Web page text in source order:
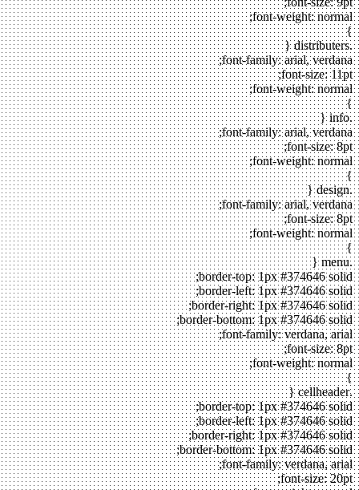
font-weight: normal;
}
.distributers {
font-family: arial, verdana;
font-size: 11pt;
font-weight: normal;
}
.info {
font-family: arial, verdana;
font-size: 8pt;
font-weight: normal;
}
.design {
font-family: arial, verdana;
font-size: 8pt;
font-weight: normal;
}
.menu {
border-top: 1px #374646 solid;
border-left: 1px #374646 solid;
border-right: 1px #374646 solid;
border-bottom: 1px #374646 solid;
font-family: verdana, arial;
font-size: 8pt;
font-weight: normal;
}
.cellheader {
border-top: 1px #374646 solid;
border-left: 1px #374646 solid;
border-right: 1px #374646 solid;
border-bottom: 1px #374646 solid;
font-family: verdana, arial;
font-size: 20pt;